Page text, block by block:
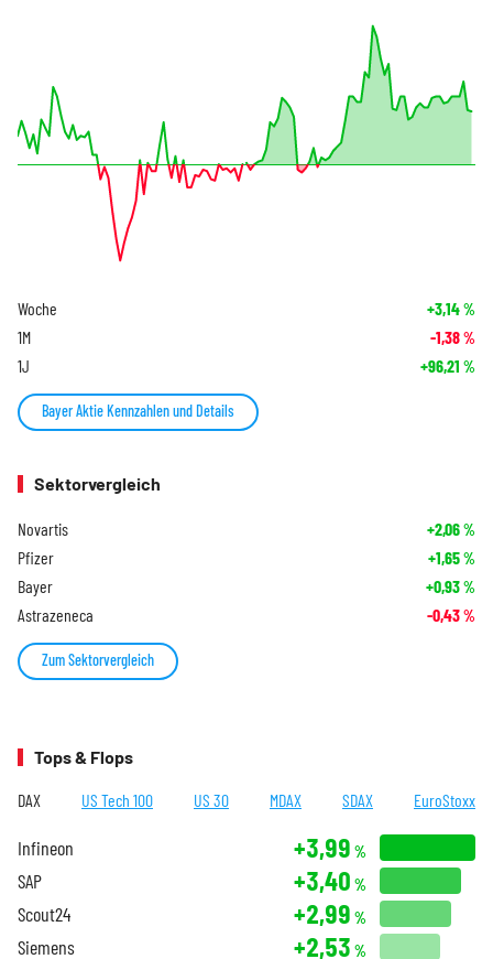
Woche +3,14%
1M -1,38%
1J +96,21 %
Bayer Aktie Kennzahlen und Details
Sektorvergleich
Novartis +2,06%
Pfizer +1,65%
Bayer +0,93%
Astrazeneca -0,43%
Zum Sektorvergleich
Tops & Flops
DAX US Tech 100 US 30 MDAX SDAX EuroStoxx
Infineon +3,99 %
SAP +3,40 %
Scout24 +2,99 %
Siemens +2,53 %